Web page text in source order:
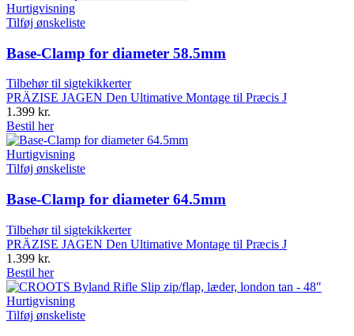
Hurtigvisning
Tilføj ønskeliste
Base-Clamp for diameter 58.5mm
Tilbehør til sigtekikkerter
PRÄZISE JAGEN Den Ultimative Montage til Præcis J
1.399 kr.
Bestil her
Hurtigvisning
Tilføj ønskeliste
Base-Clamp for diameter 64.5mm
Tilbehør til sigtekikkerter
PRÄZISE JAGEN Den Ultimative Montage til Præcis J
1.399 kr.
Bestil her
Hurtigvisning
Tilføj ønskeliste